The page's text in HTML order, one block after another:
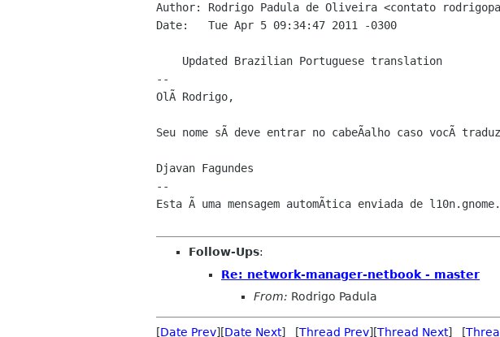
Author: Rodrigo Padula de Oliveira <contato
Date:   Tue Apr 5 09:34:47 2011 -0300
--
OlÃ Rodrigo,
Seu nome sÃ deve entrar no cabeÃalho caso vocÃ
Djavan Fagundes
--
Esta Ã uma mensagem automÃtica enviada de
Follow-Ups:
Re: network-manager-netbook - master
From: Rodrigo Padula
[Date Prev][Date Next] [Thread Prev][Thread Next] [